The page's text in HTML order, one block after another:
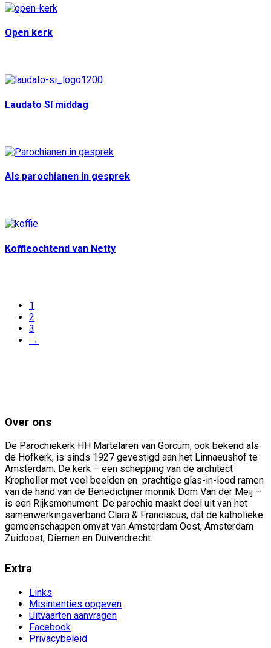
Open kerk
Laudato Sí middag
Als parochianen in gesprek
Koffieochtend van Netty
1
2
3
→
Over ons
De Parochiekerk HH Martelaren van Gorcum, ook bekend als
de Hofkerk, is sinds 1927 gevestigd aan het Linnaeushof te
Amsterdam. De kerk – een schepping van de architect
Kropholler met veel beelden en prachtige glas-in-lood ramen
van de hand van de Benedictijner monnik Dom Van der Meij –
is een Rijksmonument. De parochie maakt deel uit van het
samenwerkingsverband Clara & Franciscus, dat de katholieke
gemeenschappen omvat van Amsterdam Oost, Amsterdam
Zuidoost, Diemen en Duivendrecht.
Extra
Links
Misintenties opgeven
Uitvaarten aanvragen
Facebook
Privacybeleid